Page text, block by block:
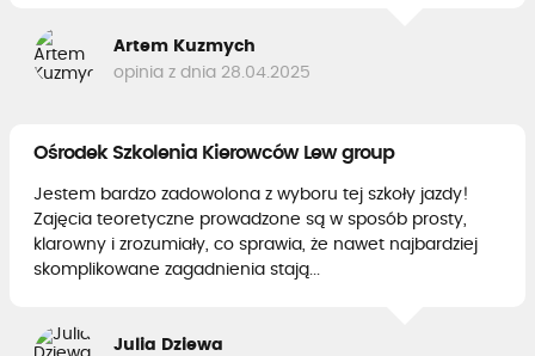
Artem Kuzmych
opinia z dnia 28.04.2025
Ośrodek Szkolenia Kierowców Lew group
Jestem bardzo zadowolona z wyboru tej szkoły jazdy!
Zajęcia teoretyczne prowadzone są w sposób prosty,
klarowny i zrozumiały, co sprawia, że nawet najbardziej
skomplikowane zagadnienia stają...
Julia Dziewa